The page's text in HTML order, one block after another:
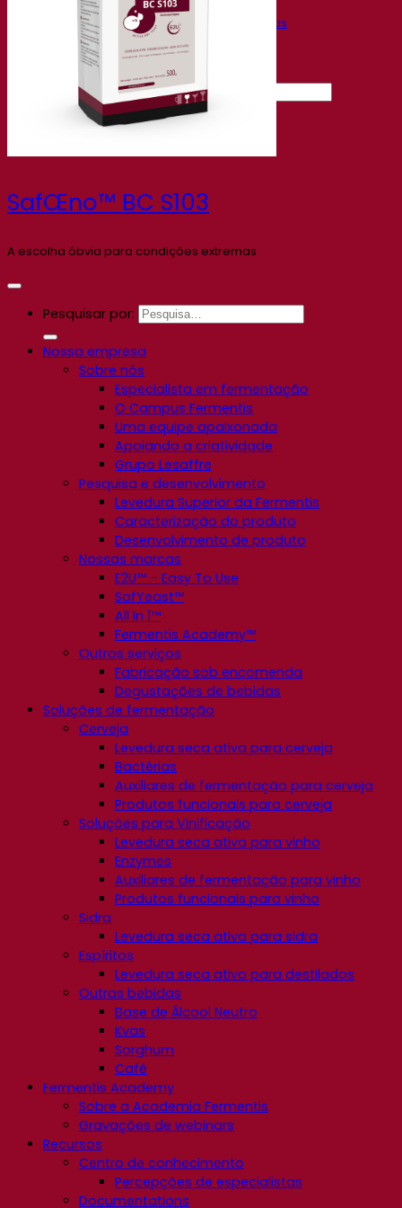
Centro de conhecimento
Percepções de especialistas
Documentations
Fermentis app
Pesquisar por:
Contact
SafŒno™ BC S103
A escolha óbvia para condições extremas
Pesquisar por:
Nossa empresa
Sobre nós
Especialista em fermentação
O Campus Fermentis
Uma equipe apaixonada
Apoiando a criatividade
Grupo Lesaffre
Pesquisa e desenvolvimento
Levedura Superior da Fermentis
Caracterização do produto
Desenvolvimento de produto
Nossas marcas
E2U™ – Easy To Use
SafYeast™
All In 1™
Fermentis Academy™
Outros serviços
Fabricação sob encomenda
Degustações de bebidas
Soluções de fermentação
Cerveja
Levedura seca ativa para cerveja
Bactérias
Auxiliares de fermentação para cerveja
Produtos funcionais para cerveja
Soluções para Vinificação
Levedura seca ativa para vinho
Enzymes
Auxiliares de fermentação para vinho
Produtos funcionais para vinho
Sidra
Levedura seca ativa para sidra
Espíritos
Levedura seca ativa para destilados
Outras bebidas
Base de Álcool Neutro
Kvas
Sorghum
Café
Fermentis Academy
Sobre a Academia Fermentis
Gravações de webinars
Recursos
Centro de conhecimento
Percepções de especialistas
Documentations